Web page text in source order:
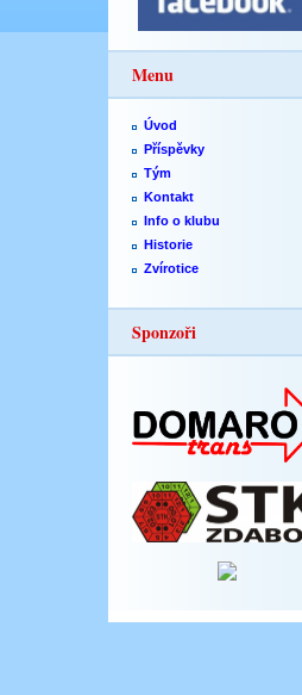
Menu
Úvod
Příspěvky
Tým
Kontakt
Info o klubu
Historie
Zvírotice
Sponzoři